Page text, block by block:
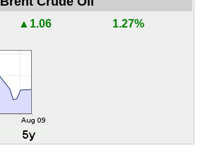
▲1.06 1.27%